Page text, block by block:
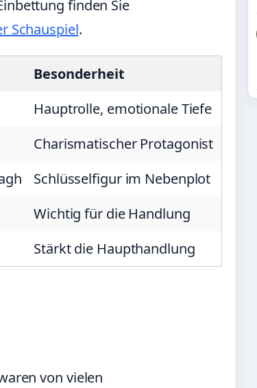
finden Sie
Schauspiel.
Besonderheit
Hauptrolle, emotionale Tiefe
Charismatischer Protagonist
Schlüsselfigur im Nebenplot
Wichtig für die Handlung
Stärkt die Haupthandlung
von vielen